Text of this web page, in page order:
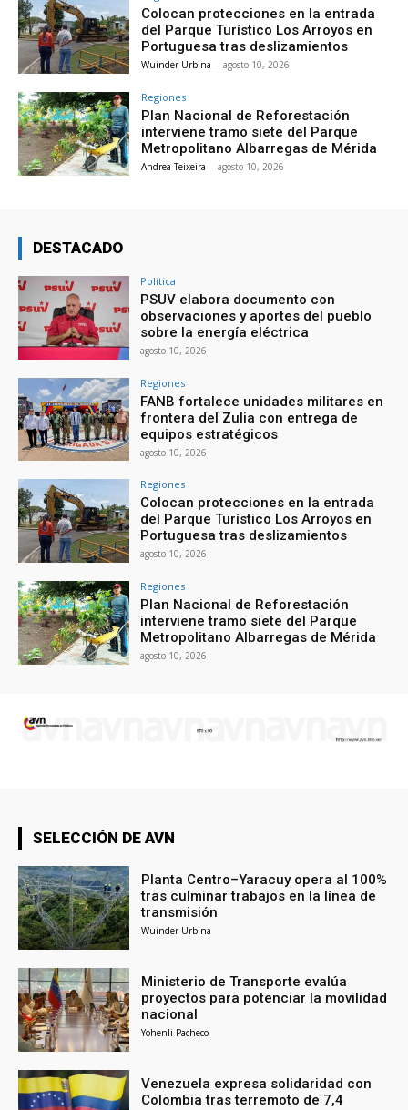
Colocan protecciones en la entrada
del Parque Turístico Los Arroyos en
Portuguesa tras deslizamientos
Wuinder Urbina - agosto 10, 2026
Regiones
Plan Nacional de Reforestación
interviene tramo siete del Parque
Metropolitano Albarregas de Mérida
Andrea Teixeira - agosto 10, 2026
DESTACADO
Política
PSUV elabora documento con
observaciones y aportes del pueblo
sobre la energía eléctrica
agosto 10, 2026
Regiones
FANB fortalece unidades militares en
frontera del Zulia con entrega de
equipos estratégicos
agosto 10, 2026
Regiones
Colocan protecciones en la entrada
del Parque Turístico Los Arroyos en
Portuguesa tras deslizamientos
agosto 10, 2026
Regiones
Plan Nacional de Reforestación
interviene tramo siete del Parque
Metropolitano Albarregas de Mérida
agosto 10, 2026
SELECCIÓN DE AVN
Planta Centro–Yaracuy opera al 100%
tras culminar trabajos en la línea de
transmisión
Wuinder Urbina
Ministerio de Transporte evalúa
proyectos para potenciar la movilidad
nacional
Yohenli Pacheco
Venezuela expresa solidaridad con
Colombia tras terremoto de 7,4